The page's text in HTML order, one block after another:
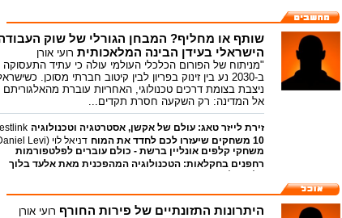
שותף או מחליף? המבחן הגורלי של שוק
הישראלי בעידן הבינה המלאכותית רועי אורן
"מניתוח של הפורום הכלכלי העולמי עולה כי עתיד התעסוקה
ב-2030 נע בין זינוק בפריון לבין קיטוב חברתי מסוכן.
ניצבת בצומת דרכים טכנולוגי, האחריות עוברת מהאלגוריתם
אל המדינה: רק השקעה חסרת תקדים...
זירת לייזר טאג: עולם של אקשן, אסטרטגיה וטכנולוגיה
10 משחקים שיעזרו לכם לחדד את המוח
דניאל לוי (Daniel Levi)
משחקי קלפים אונליין ברשת - כולם עוברים לפלטפורמות
המקוונות bestlink
רחפנים בחקלאות: הטכנולוגיה המהפכנית מאת אלעד בלוך
היתרונות התזונתיים של פירות החורף רועי אורן